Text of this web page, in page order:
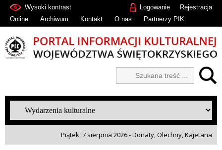
Rejestracja
Logowanie
Wysoki kontrast
Online
Archiwum Kontakt O nas Partnerzy PIK
Piątek, 7 sierpnia 2026 - Donaty, Olechny, Kajetana